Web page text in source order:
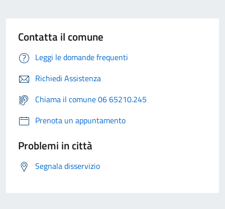
Contatta il comune
Leggi le domande frequenti
Richiedi Assistenza
Chiama il comune 06 65210.245
Prenota un appuntamento
Problemi in città
Segnala disservizio